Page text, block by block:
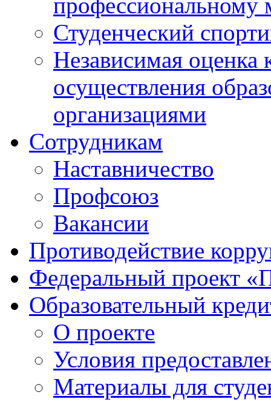
Студенческий
Независимая оценка
осуществления
организациями
Сотрудникам
Наставничество
Профсоюз
Вакансии
Противодействие
Федеральный проект
Образовательный
О проекте
Условия
Материалы для